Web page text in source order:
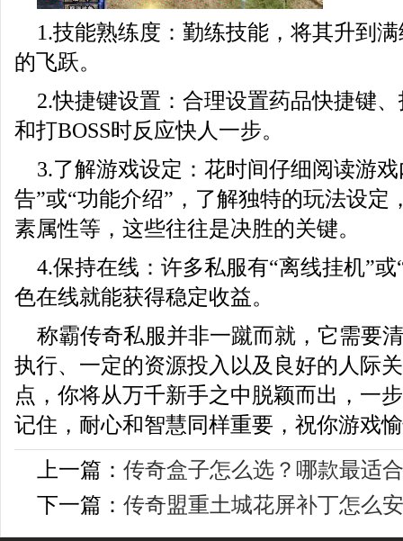
1.技能熟练度：勤练技能，将其升到
的飞跃。
2.快捷键设置：合理设置药品快捷键
和打BOSS时反应快人一步。
3.了解游戏设定：花时间仔细阅读游戏
告”或“功能介绍”，了解独特的玩法设定
素属性等，这些往往是决胜的关键。
4.保持在线：许多私服有“离线挂机”
色在线就能获得稳定收益。
称霸传奇私服并非一蹴而就，它需要
执行、一定的资源投入以及良好的人际
点，你将从万千新手之中脱颖而出，一
记住，耐心和智慧同样重要，祝你游戏
上一篇： 传奇盒子怎么选？哪款最适
下一篇： 传奇盟重土城花屏补丁怎么